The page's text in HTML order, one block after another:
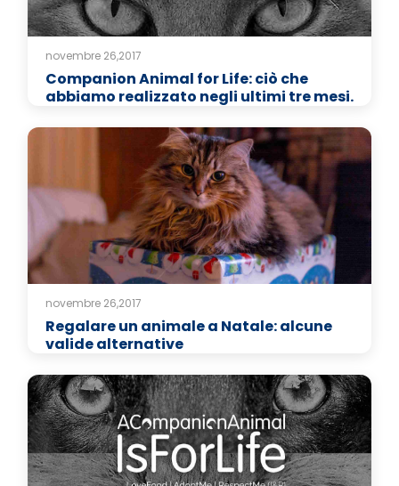
novembre 26,2017
Companion Animal for Life: ciò che
abbiamo realizzato negli ultimi tre mesi.
novembre 26,2017
Regalare un animale a Natale: alcune
valide alternative